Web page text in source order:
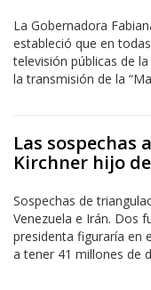
La Gobernadora
estableció que en
televisión públicas de
la transmisión de la
Las sospechas
Kirchner hijo
Sospechas de
Venezuela e Irán. Dos
presidenta figuraría en
a tener 41 millones de